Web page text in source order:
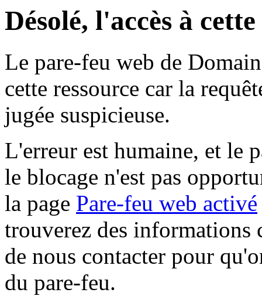
Désolé, l'accès à
Le pare-feu web de
cette ressource car la
jugée suspicieuse.
L'erreur est humaine, et le
le blocage n'est pas
la page Pare-feu web activé
trouverez des informations
de nous contacter pour
du pare-feu.